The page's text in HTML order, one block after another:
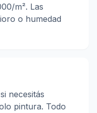
m². Las
o humedad
necesitás
pintura. Todo